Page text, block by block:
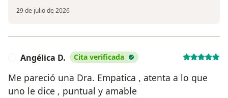
29 de julio de 2026
Angélica D. Cita verificada
Me pareció una Dra. Empatica , atenta a lo que
uno le dice , puntual y amable